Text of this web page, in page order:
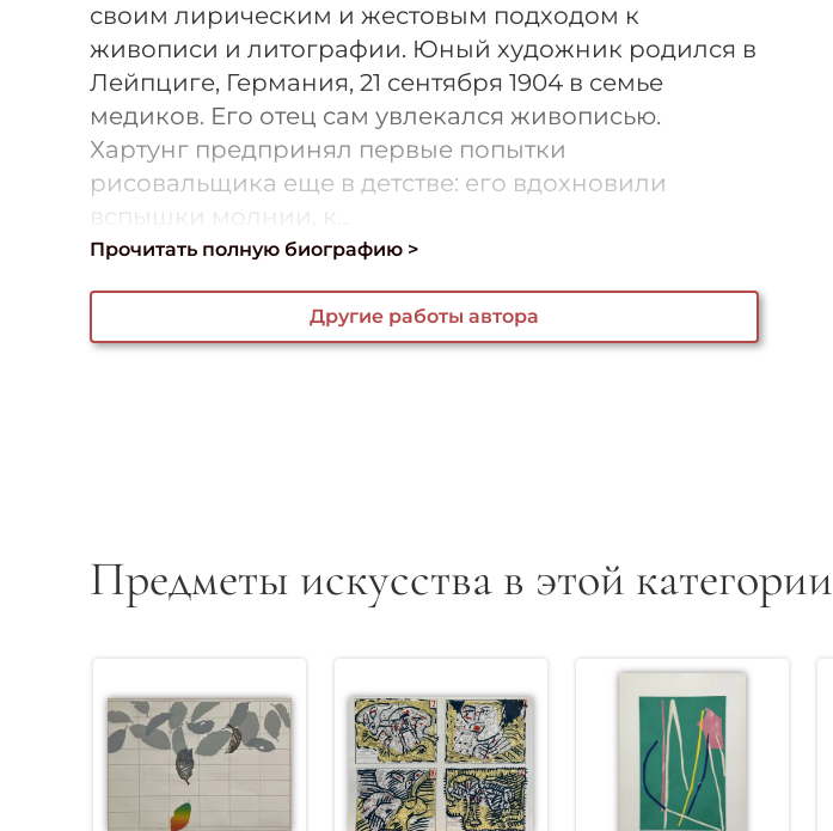
своим лирическим и жестовым подходом к
живописи и литографии. Юный художник родился в
Лейпциге, Германия, 21 сентября 1904 в семье
медиков. Его отец сам увлекался живописью.
Хартунг предпринял первые попытки
рисовальщика еще в детстве: его вдохновили
вспышки молнии, к...
Прочитать полную биографию >
Другие работы автора
Предметы искусства в этой категории